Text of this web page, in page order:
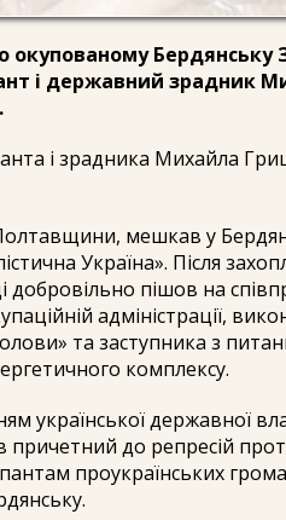
окупованому Бердянську
і державний зрадник
і зрадника Михайла
мешкав у
Україна». Після
добровільно пішов на
адміністрації,
та заступника з
комплексу.
української державної
причетний до репресій
проукраїнських